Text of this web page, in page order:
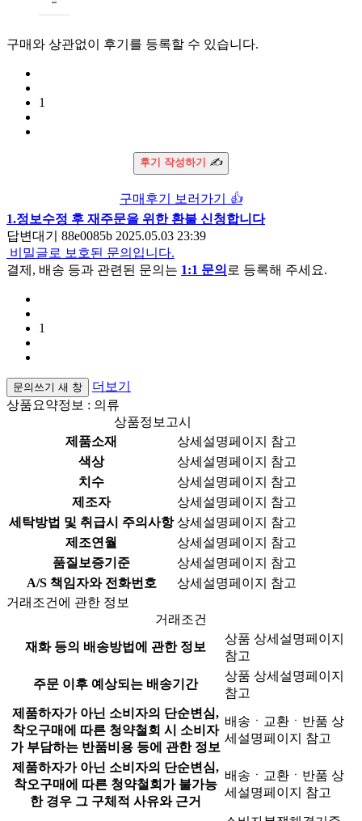
구매와 상관없이 후기를 등록할 수 있습니다.
1
후기 작성하기 ✍️
구매후기 보러가기
👍
1.정보수정 후 재주문을 위한 환불 신청합니다
답변대기 88e0085b 2025.05.03 23:39
비밀글로 보호된 문의입니다.
결제, 배송 등과 관련된 문의는 1:1 문의 로 등록해 주세요.
1
문의쓰기 새 창
더보기
상품요약정보 : 의류
상품정보고시
제품소재
상세설명페이지 참고
색상
상세설명페이지 참고
치수
상세설명페이지 참고
제조자
상세설명페이지 참고
세탁방법 및 취급시 주의사항 상세설명페이지 참고
제조연월
상세설명페이지 참고
품질보증기준
상세설명페이지 참고
A/S 책임자와 전화번호
상세설명페이지 참고
거래조건에 관한 정보
거래조건
재화 등의 배송방법에 관한 정보
상품 상세설명페이지
참고
주문 이후 예상되는 배송기간
상품 상세설명페이지
참고
제품하자가 아닌 소비자의 단순변심,
착오구매에 따른 청약철회 시 소비자
가 부담하는 반품비용 등에 관한 정보
배송ㆍ교환ㆍ반품 상
세설명페이지 참고
제품하자가 아닌 소비자의 단순변심,
착오구매에 따른 청약철회가 불가능
한 경우 그 구체적 사유와 근거
배송ㆍ교환ㆍ반품 상
세설명페이지 참고